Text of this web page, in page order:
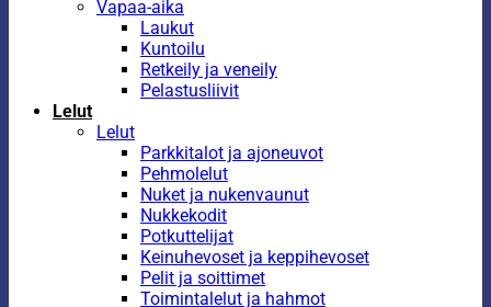
Vapaa-aika
Laukut
Kuntoilu
Retkeily ja veneily
Pelastusliivit
Lelut
Lelut
Parkkitalot ja ajoneuvot
Pehmolelut
Nuket ja nukenvaunut
Nukkekodit
Potkuttelijat
Keinuhevoset ja keppihevoset
Pelit ja soittimet
Toimintalelut ja hahmot